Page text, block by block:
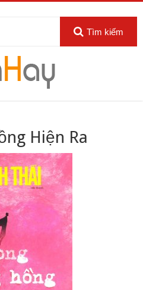
Tìm kiếm
Hiện Ra